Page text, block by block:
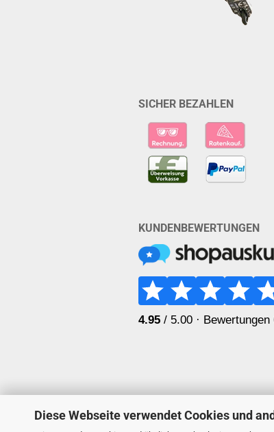
Diese Webseite verwendet Cookies und
SICHER BEZAHLEN
KUNDENBEWERTUNGEN